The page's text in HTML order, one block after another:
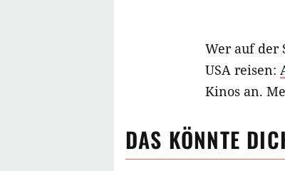
Wer auf der
USA reisen:
Kinos an.
DAS KÖNNTE